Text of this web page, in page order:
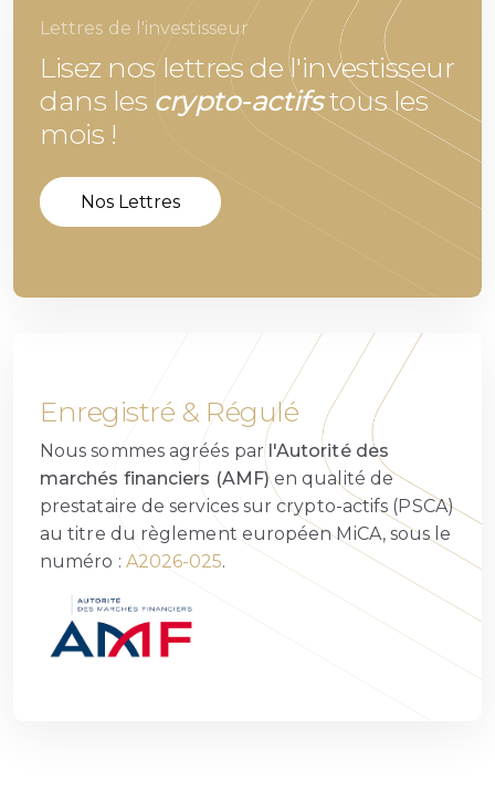
Lettres de l'investisseur
Lisez nos lettres de l'investisseur
dans les crypto-actifstous les
mois !
Nos Lettres
Enregistré & Régulé
Nous sommes agréés parl'Autorité des
marchés financiers (AMF)en qualité de
prestataire de services sur crypto-actifs (PSCA)
au titre du règlement européen MiCA, sous le
numéro : A2026-025.